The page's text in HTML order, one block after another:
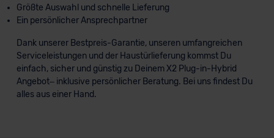
Größte Auswahl und schnelle Lieferung
Ein persönlicher Ansprechpartner
Dank unserer Bestpreis-Garantie, unseren umfangreichen
Serviceleistungen und der Haustürlieferung kommst Du
einfach, sicher und günstig zu Deinem X2 Plug-in-Hybrid
Angebot– inklusive persönlicher Beratung. Bei uns findest Du
alles aus einer Hand.